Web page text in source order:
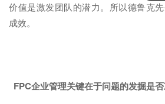
价值是激发团队的潜力。所以德鲁克
成效。
FPC企业管理关键在于问题的发掘是